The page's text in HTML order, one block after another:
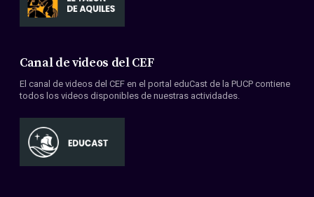
Canal de videos del CEF
El canal de videos del CEF en el portal eduCast de la PUCP contiene
todos los videos disponibles de nuestras actividades.